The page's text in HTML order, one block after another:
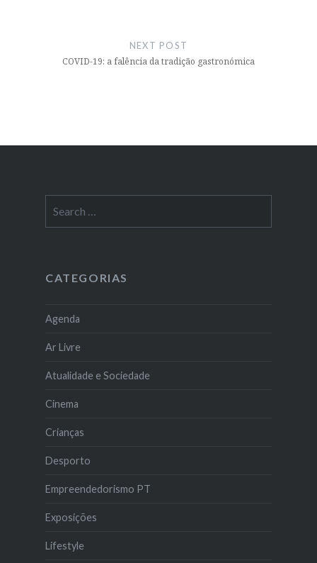
NEXT POST
COVID-19: a falência da tradição gastronómica
for:
CATEGORIAS
Agenda
Ar Livre
Atualidade e Sociedade
Cinema
Crianças
Desporto
Empreendedorismo PT
Exposições
Lifestyle